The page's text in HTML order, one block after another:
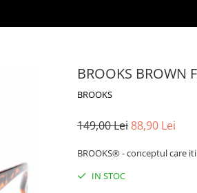
BROOKS BROWN
BROOKS
149,00 Lei88,90 Lei
BROOKS® - conceptul care
IN STOC